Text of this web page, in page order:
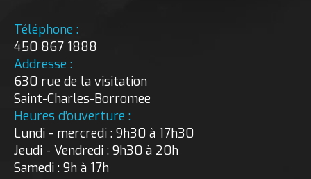
Téléphone :
450 867 1888
Addresse :
630 rue de la visitation
Saint-Charles-Borromee
Heures d’ouverture :
Lundi - mercredi : 9h30 à 17h30
Jeudi - Vendredi : 9h30 à 20h
Samedi : 9h à 17h